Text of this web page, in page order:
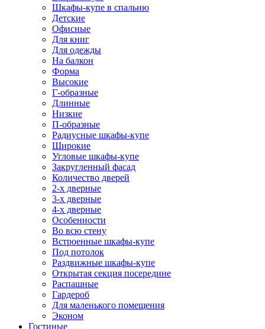
Шкафы-купе в спальню
Детские
Офисные
Для книг
Для одежды
На балкон
Форма
Высокие
Г-образные
Длинные
Низкие
П-образные
Радиусные шкафы-купе
Широкие
Угловые шкафы-купе
Закругленный фасад
Количество дверей
2-х дверные
3-х дверные
4-х дверные
Особенности
Во всю стену
Встроенные шкафы-купе
Под потолок
Раздвижные шкафы-купе
Открытая секция посередине
Распашные
Гардероб
Для маленького помещения
Эконом
Гостиные